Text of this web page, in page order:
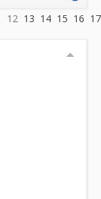
12 13 14 15 16 17